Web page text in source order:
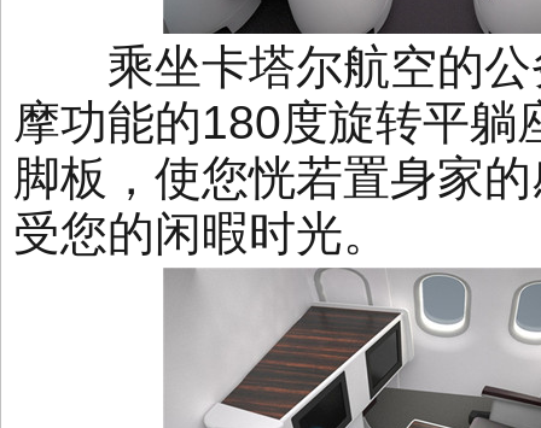
乘坐卡塔尔航空的公
摩功能的180度旋转平躺
脚板，使您恍若置身家
受您的闲暇时光。